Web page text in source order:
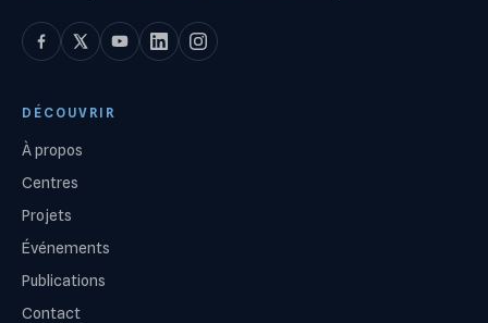
DÉCOUVRIR
À propos
Centres
Projets
Événements
Publications
Contact